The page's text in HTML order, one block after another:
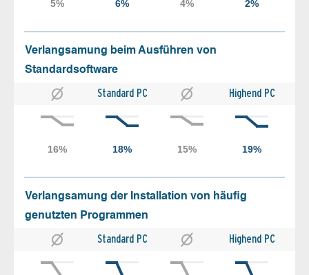
Verlangsamung beim Ausführen von
Standardsoftware
Standard PC Highend PC
Verlangsamung der Installation von häufig
genutzten Programmen
Standard PC Highend PC